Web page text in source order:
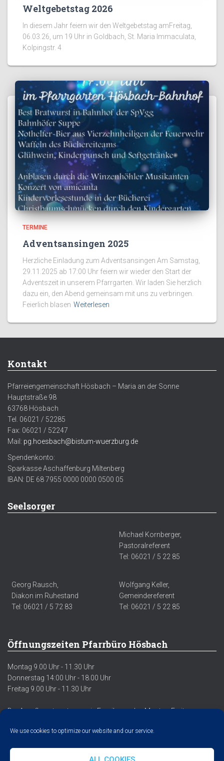
We use cookies to optimize our website and our service.
Weltgebetstag 2026
In diesem Jahr feiern wir den Weltgebetstag amFreitag,
06.03.26, um 19 Uhr in Goldbach, St. Maria Immaculata,
Kolpingstr. 4
TERMINE
Adventsansingen 2025
Herzliche Einladung zum Adventsansingen Am Samstag,
29.11.2025 ab 17:00 Uhr feiern wir wieder den Start der
Adventszeit in unserem Pfarrgarten. Wir laden Sie herzlich
dazu ein, den Abend gemeinsam mit uns zu verbringen.
Feierlich blasen Weiterlesen
Kontakt
Pfarreiengemeinschaft Hösbach – Maria an der Sonne
Hauptstraße 98
63768 Hösbach
Tel. 06021 / 52285
Fax: 06021 / 52247
Mail: pg.hoesbach@bistum-wuerzburg.de
Spendenkonto:
Sparkasse Aschaffenburg Miltenberg
IBAN: DE 68 7955 0000 0000 0500 05
Seelsorger
Michael Kornberger,
Pastoralreferent
Tel: 06021 / 5 22 85
Georg Rausch,
Diakon im Ruhestand
Tel: 06021 / 5 72 83
Wolfgang Keller,
Gemeindereferent
Tel: 06021 / 5 22 85
Öffnungszeiten Pfarrbüro Hösbach
Montag 9.00 Uhr - 11.30 Uhr
Donnerstag 14:00 Uhr - 18.00 Uhr
Freitag 9.00 Uhr - 11.30 Uhr
Der Anrufbeantworter sowie Emails werden Montag-Freitag